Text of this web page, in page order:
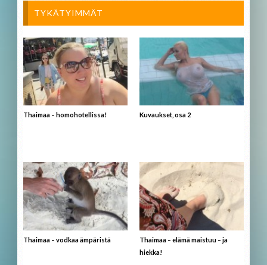
TYKÄTYIMMÄT
Thaimaa – homohotellissa! Kuvaukset, osa 2
Thaimaa – vodkaa ämpäristä
Thaimaa – elämä maistuu – ja
hiekka!